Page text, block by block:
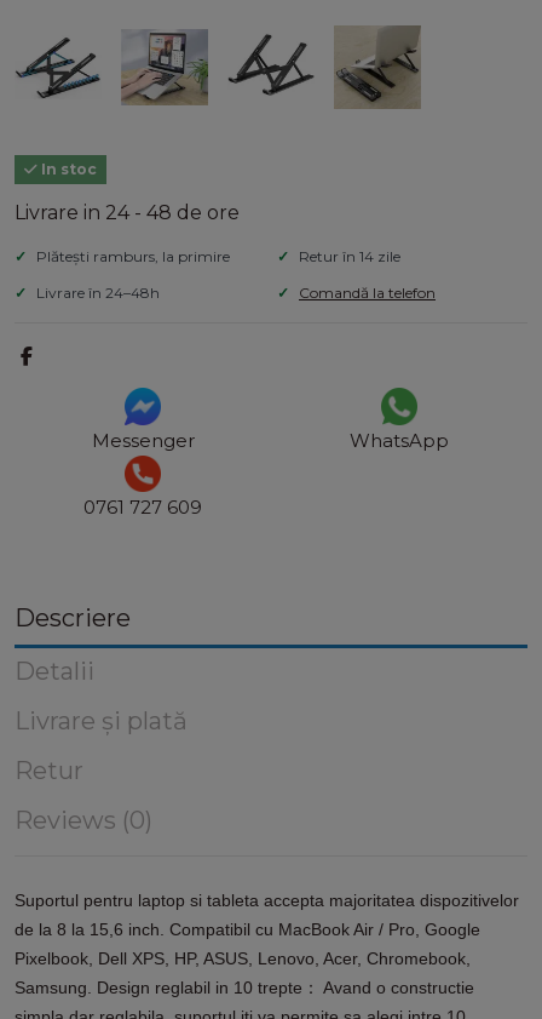
In stoc
Livrare in 24 - 48 de ore
Plătești ramburs, la primire
Retur în 14 zile
Livrare în 24–48h
Comandă la telefon
Messenger WhatsApp
0761 727 609
Descriere
Detalii
Livrare și plată
Retur
Reviews (0)
Suportul pentru laptop si tableta accepta majoritatea dispozitivelor
de la 8 la 15,6 inch. Compatibil cu MacBook Air / Pro, Google
Pixelbook, Dell XPS, HP, ASUS, Lenovo, Acer, Chromebook,
Samsung. Design reglabil in 10 trepte： Avand o constructie